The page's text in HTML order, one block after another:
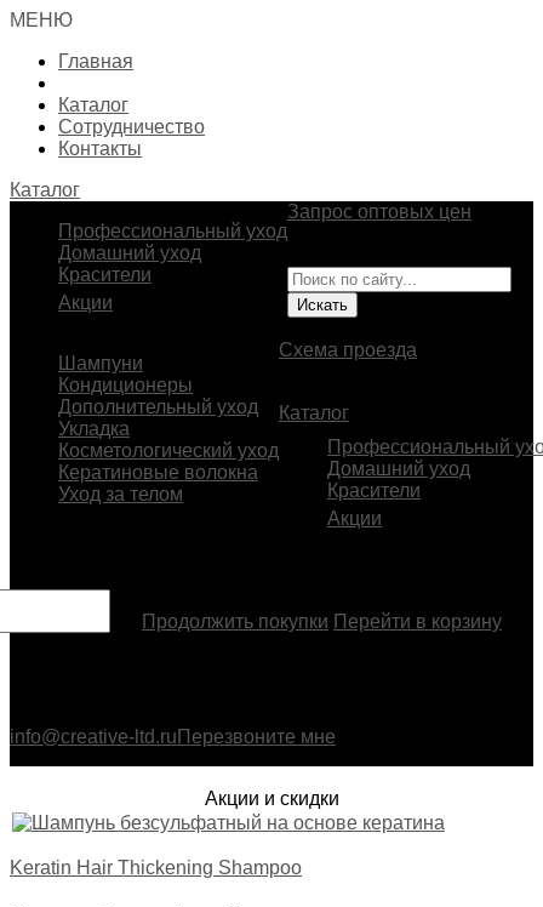
МЕНЮ
Главная
Каталог
Сотрудничество
Контакты
Каталог
Профессиональный уход
Домашний уход
Красители
Акции
Шампуни
Кондиционеры
Дополнительный уход
Укладка
Косметологический уход
Кератиновые волокна
Уход за телом
Запрос оптовых цен
Схема проезда
Каталог
Профессиональный
Домашний уход
Красители
Акции
Продолжить покупки Перейти в корзину
info@creative-ltd.ru Перезвоните мне
Акции и скидки
Keratin Hair Thickening Shampoo